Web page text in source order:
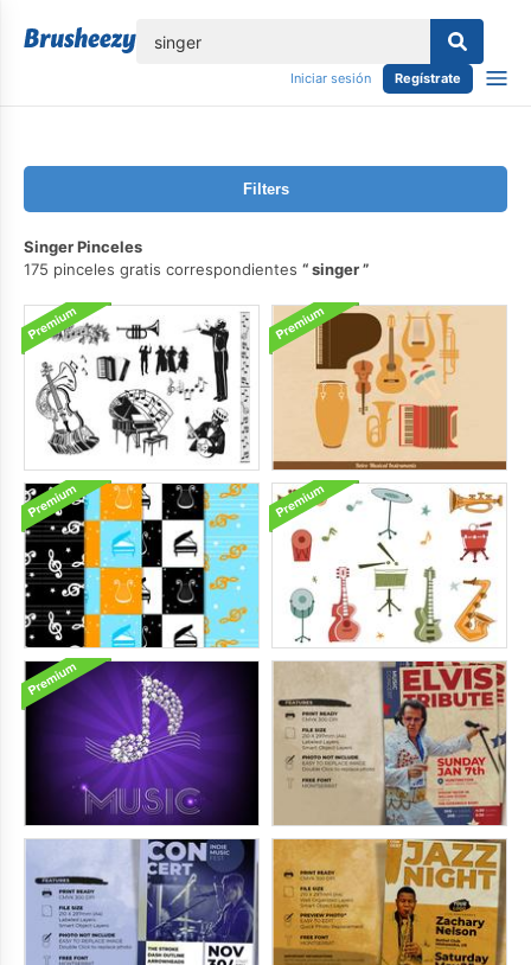
Iniciar sesión Regístrate
Filters
Singer Pinceles
175 pinceles gratis correspondientes
singer